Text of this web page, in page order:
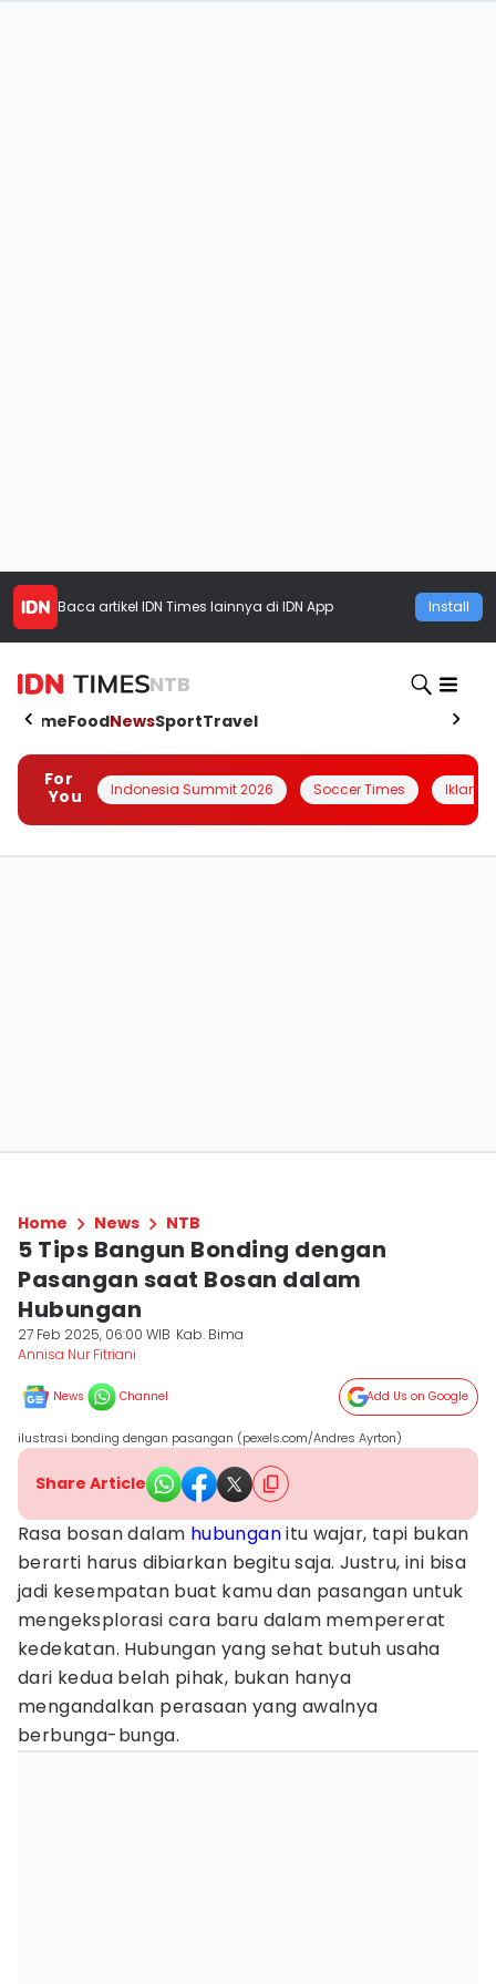
Baca artikel IDN Times lainnya di IDN App Install
NTB
HomeFoodNewsSportTravel
For
You
Indonesia Summit 2026 Soccer Times Iklanin
Home News NTB
5 Tips Bangun Bonding dengan
Pasangan saat Bosan dalam
Hubungan
27 Feb 2025, 06:00 WIB Kab. Bima
Annisa Nur Fitriani
News Channel Add Us on Google
ilustrasi bonding dengan pasangan (pexels.com/Andres Ayrton)
Share Article
Rasa bosan dalam hubunganitu wajar, tapi bukan
berarti harus dibiarkan begitu saja. Justru, ini bisa
jadi kesempatan buat kamu dan pasangan untuk
mengeksplorasi cara baru dalam mempererat
kedekatan. Hubungan yang sehat butuh usaha
dari kedua belah pihak, bukan hanya
mengandalkan perasaan yang awalnya
berbunga-bunga.